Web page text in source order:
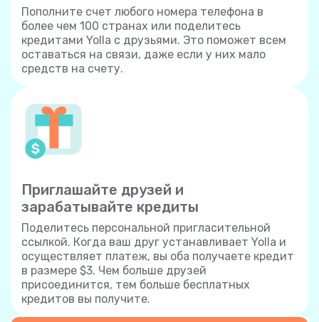
Пополните счет любого номера телефона в
более чем 100 странах или поделитесь
кредитами Yolla с друзьями. Это поможет всем
оставаться на связи, даже если у них мало
средств на счету.
Приглашайте друзей и
зарабатывайте кредиты
Поделитесь персональной пригласительной
ссылкой. Когда ваш друг устанавливает Yolla и
осуществляет платеж, вы оба получаете кредит
в размере $3. Чем больше друзей
присоединится, тем больше бесплатных
кредитов вы получите.